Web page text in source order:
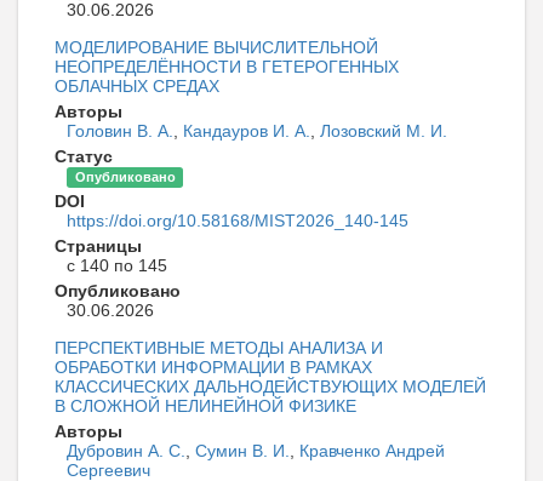
30.06.2026
МОДЕЛИРОВАНИЕ ВЫЧИСЛИТЕЛЬНОЙ
НЕОПРЕДЕЛЁННОСТИ В ГЕТЕРОГЕННЫХ
ОБЛАЧНЫХ СРЕДАХ
Авторы
Головин В. А.
Кандауров И. А.
Лозовский М. И.
Статус
Опубликовано
DOI
https://doi.org/10.58168/MIST2026_140-145
Страницы
с 140 по 145
Опубликовано
30.06.2026
ПЕРСПЕКТИВНЫЕ МЕТОДЫ АНАЛИЗА И
ОБРАБОТКИ ИНФОРМАЦИИ В РАМКАХ
КЛАССИЧЕСКИХ ДАЛЬНОДЕЙСТВУЮЩИХ МОДЕЛЕЙ
В СЛОЖНОЙ НЕЛИНЕЙНОЙ ФИЗИКЕ
Авторы
Дубровин А. С.
Сумин В. И.
Кравченко Андрей
Сергеевич